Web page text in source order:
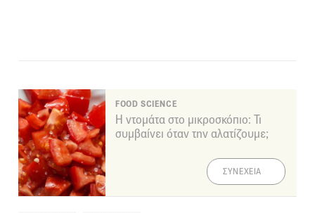
FOOD SCIENCE
Η ντομάτα στο μικροσκόπιο: Τι
συμβαίνει όταν την αλατίζουμε;
ΣΥΝΕΧΕΙΑ